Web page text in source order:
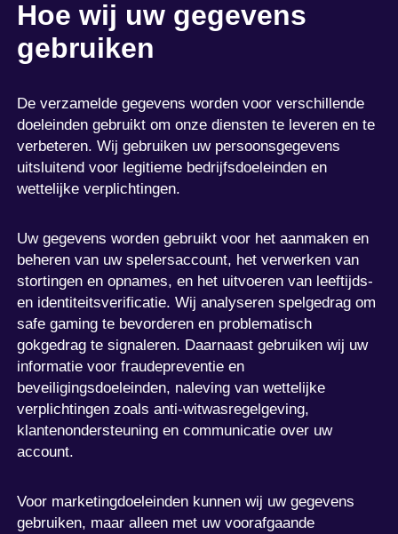
Hoe wij uw gegevens
gebruiken
De verzamelde gegevens worden voor verschillende
doeleinden gebruikt om onze diensten te leveren en te
verbeteren. Wij gebruiken uw persoonsgegevens
uitsluitend voor legitieme bedrijfsdoeleinden en
wettelijke verplichtingen.
Uw gegevens worden gebruikt voor het aanmaken en
beheren van uw spelersaccount, het verwerken van
stortingen en opnames, en het uitvoeren van leeftijds-
en identiteitsverificatie. Wij analyseren spelgedrag om
safe gaming te bevorderen en problematisch
gokgedrag te signaleren. Daarnaast gebruiken wij uw
informatie voor fraudepreventie en
beveiligingsdoeleinden, naleving van wettelijke
verplichtingen zoals anti-witwasregelgeving,
klantenondersteuning en communicatie over uw
account.
Voor marketingdoeleinden kunnen wij uw gegevens
gebruiken, maar alleen met uw voorafgaande